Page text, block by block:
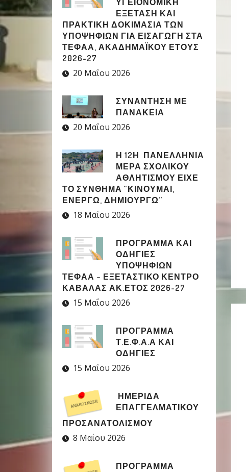
ΥΓΕΙΟΝΟΜΙΚΗ
ΕΞΕΤΑΣΗ ΚΑΙ
ΠΡΑΚΤΙΚΗ ΔΟΚΙΜΑΣΙΑ ΤΩΝ
ΥΠΟΨΗΦΙΩΝ ΓΙΑ ΕΙΣΑΓΩΓΗ ΣΤΑ
ΤΕΦΑΑ, ΑΚΑΔΗΜΑΪΚΟΥ ΕΤΟΥΣ
2026-27
20 Μαΐου 2026
ΣΥΝΑΝΤΗΣΗ ΜΕ
ΠΑΝΑΚΕΙΑ
20 Μαΐου 2026
Η 12Η ΠΑΝΕΛΛΉΝΙΑ
ΜΈΡΑ ΣΧΟΛΙΚΟΎ
ΑΘΛΗΤΙΣΜΟΎ ΕΊΧΕ
ΤΟ ΣΎΝΘΗΜΑ “ΚΙΝΟΎΜΑΙ,
ΕΝΕΡΓΏ, ΔΗΜΙΟΥΡΓΏ”
18 Μαΐου 2026
ΠΡΟΓΡΑΜΜΑ ΚΑΙ
ΟΔΗΓΙΕΣ
ΥΠΟΨΗΦΙΩΝ
ΤΕΦΑΑ – ΕΞΕΤΑΣΤΙΚΟ ΚΕΝΤΡΟ
ΚΑΒΑΛΑΣ ΑΚ.ΕΤΟΣ 2026-27
15 Μαΐου 2026
ΠΡΟΓΡΑΜΜΑ
Τ.Ε.Φ.Α.Α ΚΑΙ
ΟΔΗΓΙΕΣ
15 Μαΐου 2026
ΗΜΕΡΙΔΑ
ΕΠΑΓΓΕΛΜΑΤΙΚΟΥ
ΠΡΟΣΑΝΑΤΟΛΙΣΜΟΥ
8 Μαΐου 2026
ΠΡΟΓΡΑΜΜΑ